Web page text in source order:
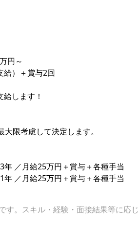
円～
給）＋賞与2回
給します！
限考慮して決定します。
年 ／月給25万円＋賞与＋各種手当
年 ／月給25万円＋賞与＋各種手当
す。スキル・経験・面接結果等に応